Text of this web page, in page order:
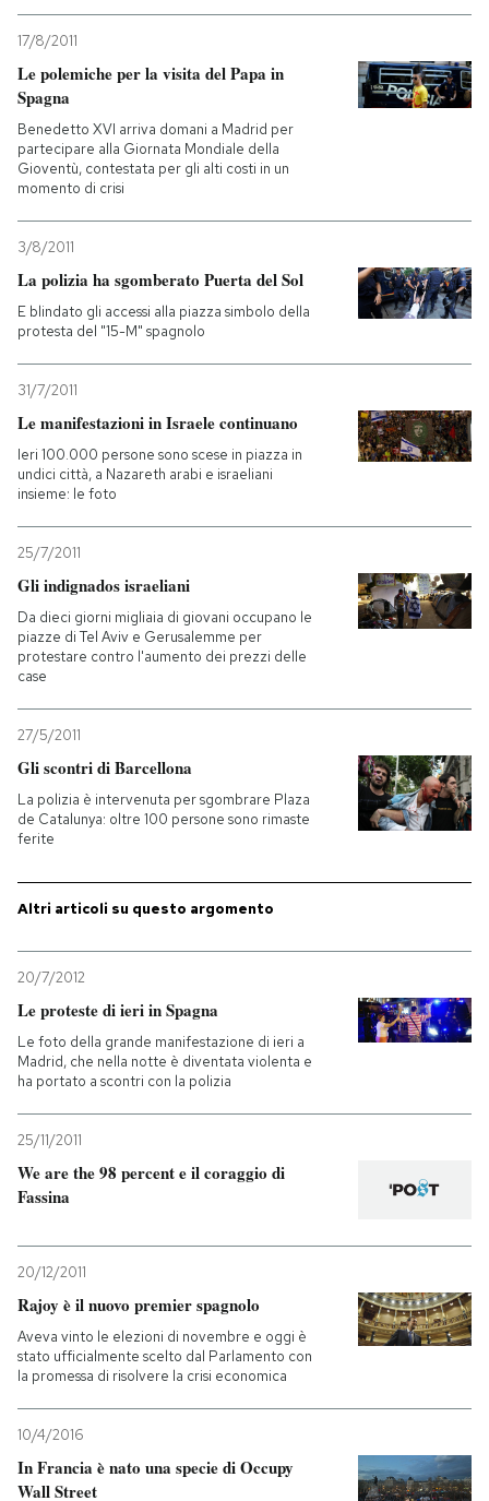
17/8/2011
Le polemiche per la visita del Papa in
Spagna
Benedetto XVI arriva domani a Madrid per
partecipare alla Giornata Mondiale della
Gioventù, contestata per gli alti costi in un
momento di crisi
3/8/2011
La polizia ha sgomberato Puerta del Sol
E blindato gli accessi alla piazza simbolo della
protesta del "15-M" spagnolo
31/7/2011
Le manifestazioni in Israele continuano
Ieri 100.000 persone sono scese in piazza in
undici città, a Nazareth arabi e israeliani
insieme: le foto
25/7/2011
Gli indignados israeliani
Da dieci giorni migliaia di giovani occupano le
piazze di Tel Aviv e Gerusalemme per
protestare contro l'aumento dei prezzi delle
case
27/5/2011
Gli scontri di Barcellona
La polizia è intervenuta per sgombrare Plaza
de Catalunya: oltre 100 persone sono rimaste
ferite
Altri articoli su questo argomento
20/7/2012
Le proteste di ieri in Spagna
Le foto della grande manifestazione di ieri a
Madrid, che nella notte è diventata violenta e
ha portato a scontri con la polizia
25/11/2011
We are the 98 percent e il coraggio di
Fassina
20/12/2011
Rajoy è il nuovo premier spagnolo
Aveva vinto le elezioni di novembre e oggi è
stato ufficialmente scelto dal Parlamento con
la promessa di risolvere la crisi economica
10/4/2016
In Francia è nato una specie di Occupy
Wall Street